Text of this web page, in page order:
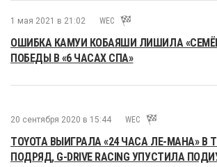
1 мая 2021 в 21:02 WEC
ОШИБКА КАМУИ КОБАЯШИ ЛИШИЛА
ПОБЕДЫ В «6 ЧАСАХ СПА»
20 сентября 2020 в 15:44 WEC
TOYOTA ВЫИГРАЛА «24 ЧАСА ЛЕ-МАНА» В
ПОДРЯД, G-DRIVE RACING УПУСТИЛА